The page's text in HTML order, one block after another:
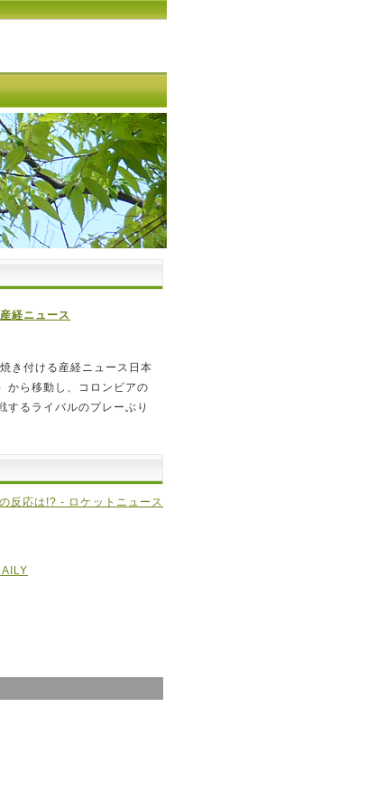
経ニュース
き付ける産経ニュース日本
から移動し、コロンビアの
するライバルのプレーぶり
反応は!? - ロケットニュース